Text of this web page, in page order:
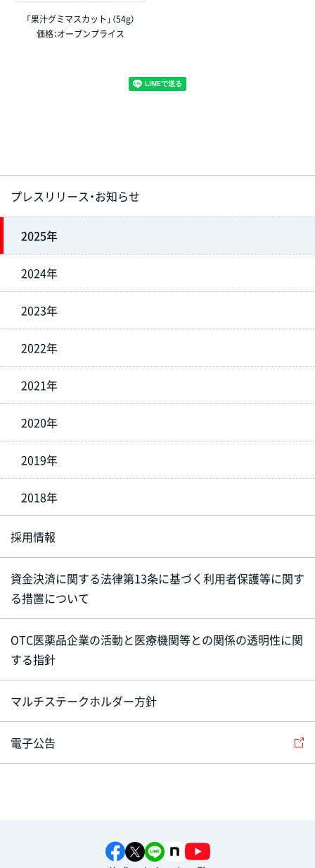
「果汁グミマスカット」（54g）
価格：オープンプライス
プレスリリース・お知らせ
2025年
2024年
2023年
2022年
2021年
2020年
2019年
2018年
採用情報
資金決済に関する法律第13条に基づく利用者保護等に関す
る措置について
OTC医薬品企業の活動と医療機関等との関係の透明性に関
する指針
マルチステークホルダー方針
電子公告